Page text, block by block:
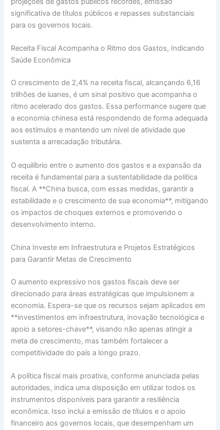
significativa de títulos públicos e repasses substanciais
para os governos locais.
Receita Fiscal Acompanha o Ritmo dos Gastos, Indicando
Saúde Econômica
O crescimento de 2,4% na receita fiscal, alcançando 6,16
trilhões de iuanes, é um sinal positivo que acompanha o
ritmo acelerado dos gastos. Essa performance sugere que
a economia chinesa está respondendo de forma adequada
aos estímulos e mantendo um nível de atividade que
sustenta a arrecadação tributária.
O equilíbrio entre o aumento dos gastos e a expansão da
receita é fundamental para a sustentabilidade da política
fiscal. A **China busca, com essas medidas, garantir a
estabilidade e o crescimento de sua economia**, mitigando
os impactos de choques externos e promovendo o
desenvolvimento interno.
China Investe em Infraestrutura e Projetos Estratégicos
para Garantir Metas de Crescimento
O aumento expressivo nos gastos fiscais deve ser
direcionado para áreas estratégicas que impulsionem a
economia. Espera-se que os recursos sejam aplicados em
**investimentos em infraestrutura, inovação tecnológica e
apoio a setores-chave**, visando não apenas atingir a
meta de crescimento, mas também fortalecer a
competitividade do país a longo prazo.
A política fiscal mais proativa, conforme anunciada pelas
autoridades, indica uma disposição em utilizar todos os
instrumentos disponíveis para garantir a resiliência
econômica. Isso inclui a emissão de títulos e o apoio
financeiro aos governos locais, que desempenham um